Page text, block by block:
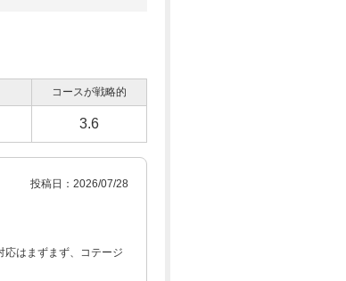
コースが戦略的
3.6
投稿日：2026/07/28
応はまずまず、コテージ